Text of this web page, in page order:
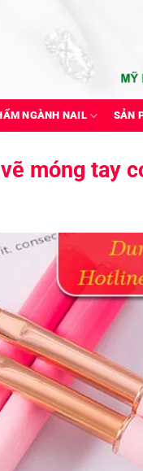
NGÀNH NAIL SẢN
móng tay